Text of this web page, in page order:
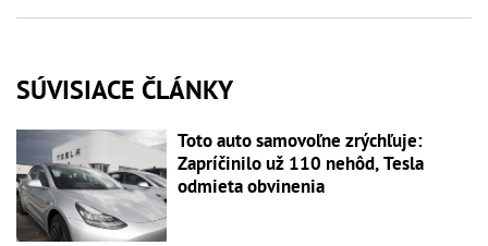
SÚVISIACE ČLÁNKY
Toto auto samovoľne zrýchľuje:
Zapríčinilo už 110 nehôd, Tesla
odmieta obvinenia